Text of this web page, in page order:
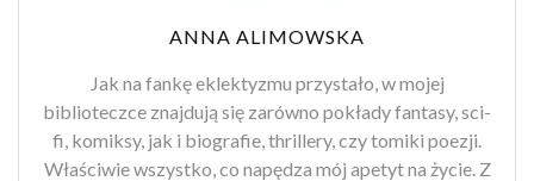
ANNA ALIMOWSKA
Jak na fankę eklektyzmu przystało, w mojej
biblioteczce znajdują się zarówno pokłady fantasy, sci-
fi, komiksy, jak i biografie, thrillery, czy tomiki poezji.
Właściwie wszystko, co napędza mój apetyt na życie. Z